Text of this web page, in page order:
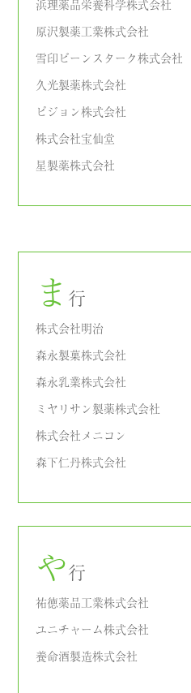
浜理薬品栄養科学株式会社
原沢製薬工業株式会社
雪印ビーンスターク株式会社
久光製薬株式会社
ピジョン株式会社
株式会社宝仙堂
星製薬株式会社
ま 行
株式会社明治
森永製菓株式会社
森永乳業株式会社
ミヤリサン製薬株式会社
株式会社メニコン
森下仁丹株式会社
や行
祐徳薬品工業株式会社
ユニチャーム株式会社
養命酒製造株式会社